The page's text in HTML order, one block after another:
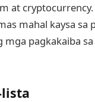
at
mahal kaysa
mga pagkakaiba
lista